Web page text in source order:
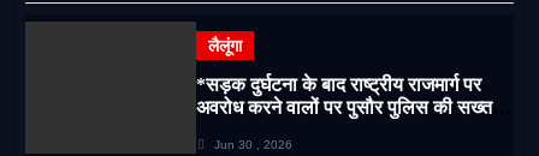
लैलूंगा
*सड़क दुर्घटना के बाद राष्ट्रीय राजमार्ग पर
अवरोध करने वालों पर पुसौर पुलिस की सख्त
Jun 30 , 2026